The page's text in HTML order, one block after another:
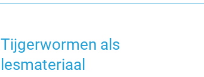
Tijgerwormen als
lesmateriaal